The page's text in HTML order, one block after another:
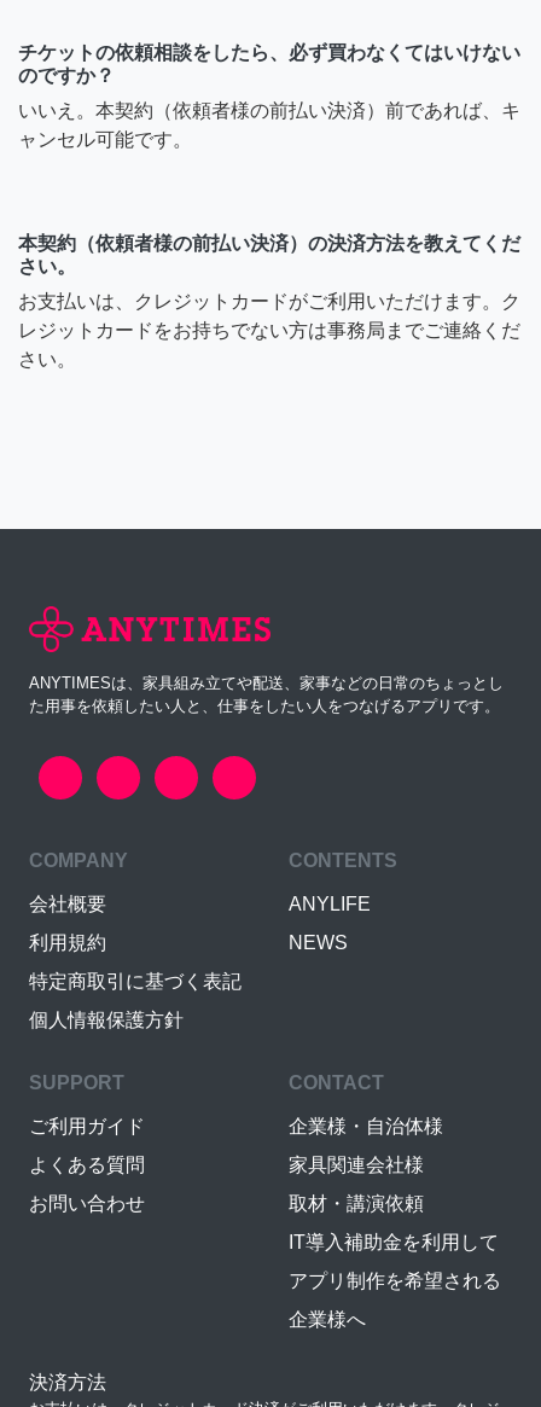
チケットの依頼相談をしたら、必ず買わなくてはいけない
のですか？
いいえ。本契約（依頼者様の前払い決済）前であれば、キ
ャンセル可能です。
本契約（依頼者様の前払い決済）の決済方法を教えてくだ
さい。
お支払いは、クレジットカードがご利用いただけます。ク
レジットカードをお持ちでない方は事務局までご連絡くだ
さい。
ANYTIMESは、家具組み立てや配送、家事などの日常のちょっとし
た用事を依頼したい人と、仕事をしたい人をつなげるアプリです。
COMPANY
会社概要
利用規約
特定商取引に基づく表記
個人情報保護方針
CONTENTS
ANYLIFE
NEWS
SUPPORT
ご利用ガイド
よくある質問
お問い合わせ
CONTACT
企業様・自治体様
家具関連会社様
取材・講演依頼
IT導入補助金を利用して
アプリ制作を希望される
企業様へ
決済方法